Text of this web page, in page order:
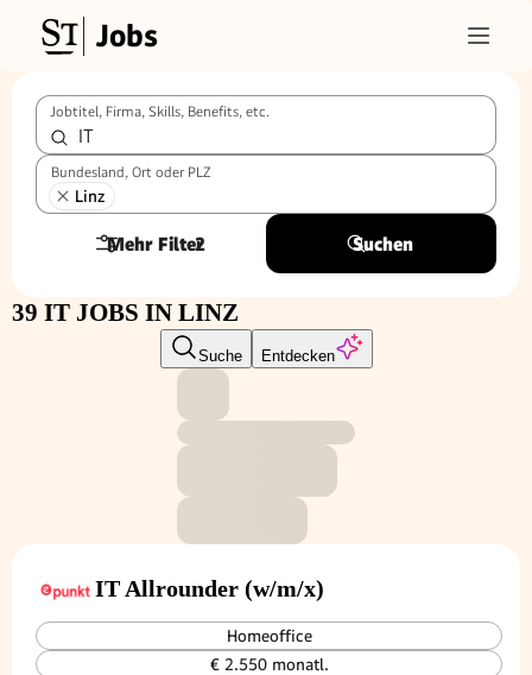
Jobs
Jobtitel, Firma, Skills, Benefits, etc.
Bundesland, Ort oder PLZ
Linz
Mehr Filter
2 Suchen
39 IT JOBS IN LINZ
Suche Entdecken
IT Allrounder (w/m/x)
Homeoffice
€ 2.550 monatl.